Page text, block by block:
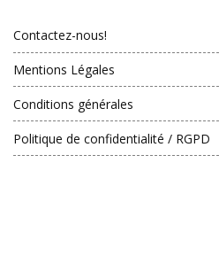
Contactez-nous!
Mentions Légales
Conditions générales
Politique de confidentialité / RGPD